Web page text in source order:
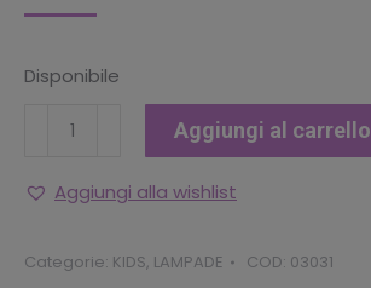
Disponibile
Lampada
da
15cm
Aggiungi al carrello
Aggiungi alla wishlist
Categorie: KIDS, LAMPADE COD: 03031